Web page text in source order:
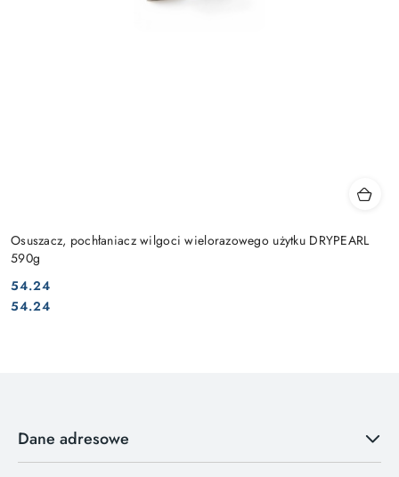
Osuszacz, pochłaniacz wilgoci wielorazowego użytku DRYPEARL
590g
Cena:
54.24
Cena:
54.24
Dane adresowe